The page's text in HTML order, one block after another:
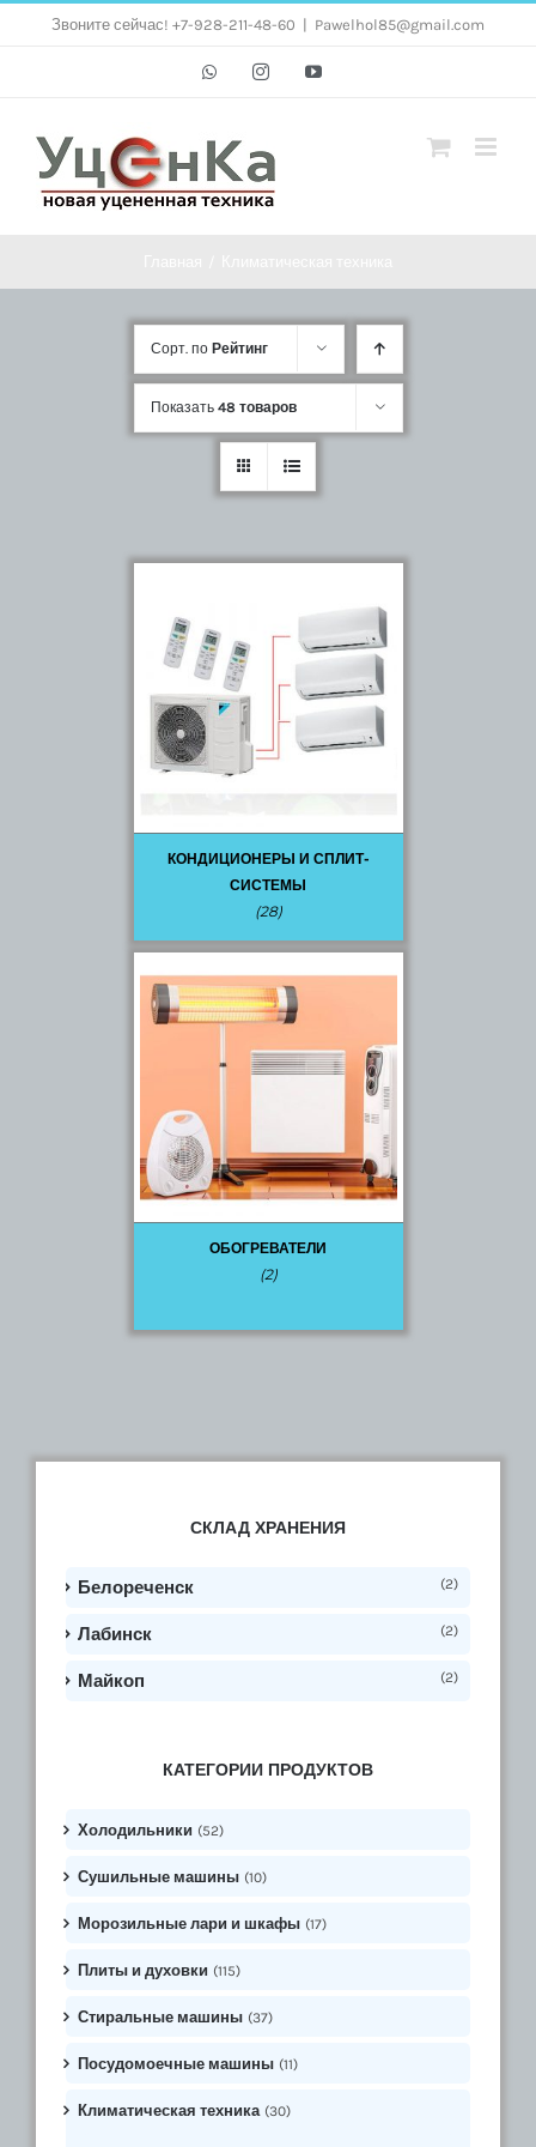
Звоните сейчас! +7-928-211-48-60 Pawelhol85@gmail.com
WhatsappInstagramYouTube
Сорт. по Рейтинг
Показать 48 товаров
КОНДИЦИОНЕРЫ И СПЛИТ-
СИСТЕМЫ
(28)
ОБОГРЕВАТЕЛИ
(2)
СКЛАД ХРАНЕНИЯ
Белореченск (2)
Лабинск (2)
Майкоп (2)
КАТЕГОРИИ ПРОДУКТОВ
Холодильники (52)
Сушильные машины (10)
Морозильные лари и шкафы (17)
Плиты и духовки (115)
Стиральные машины (37)
Посудомоечные машины (11)
Климатическая техника (30)